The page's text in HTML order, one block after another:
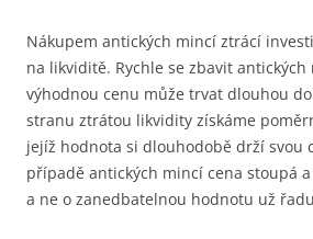
Nákupem antických mincí ztrácí
na likviditě. Rychle se zbavit
výhodnou cenu může trvat dlouhou
stranu ztrátou likvidity získáme
jejíž hodnota si dlouhodobě drží svou
případě antických mincí cena stoupá
a ne o zanedbatelnou hodnotu už